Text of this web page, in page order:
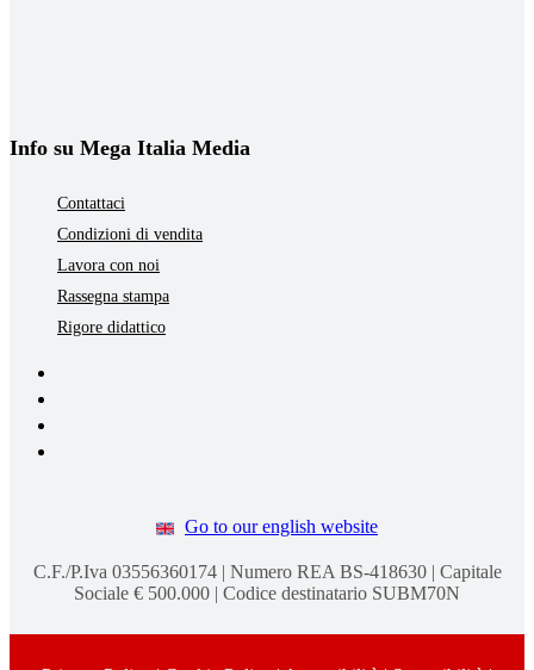
Info su Mega Italia Media
Contattaci
Condizioni di vendita
Lavora con noi
Rassegna stampa
Rigore didattico
Go to our english website
C.F./P.Iva 03556360174 | Numero REA BS-418630 | Capitale
Sociale € 500.000 | Codice destinatario SUBM70N